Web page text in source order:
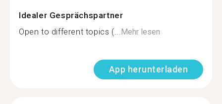
Idealer Gesprächspartner
Open to different topics (... Mehr lesen
App herunterladen